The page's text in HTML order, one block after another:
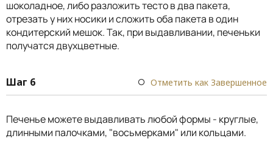
шоколадное, либо разложить тесто в два пакета,
отрезать у них носики и сложить оба пакета в один
кондитерский мешок. Так, при выдавливании, печеньки
получатся двухцветные.
Шаг 6 Отметить как Завершенное
Печенье можете выдавливать любой формы - круглые,
длинными палочками, "восьмерками" или кольцами.